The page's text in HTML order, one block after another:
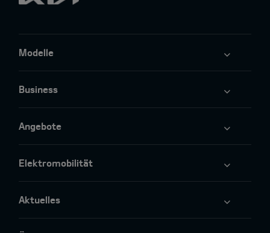
Modelle
Business
Angebote
Elektromobilität
Aktuelles